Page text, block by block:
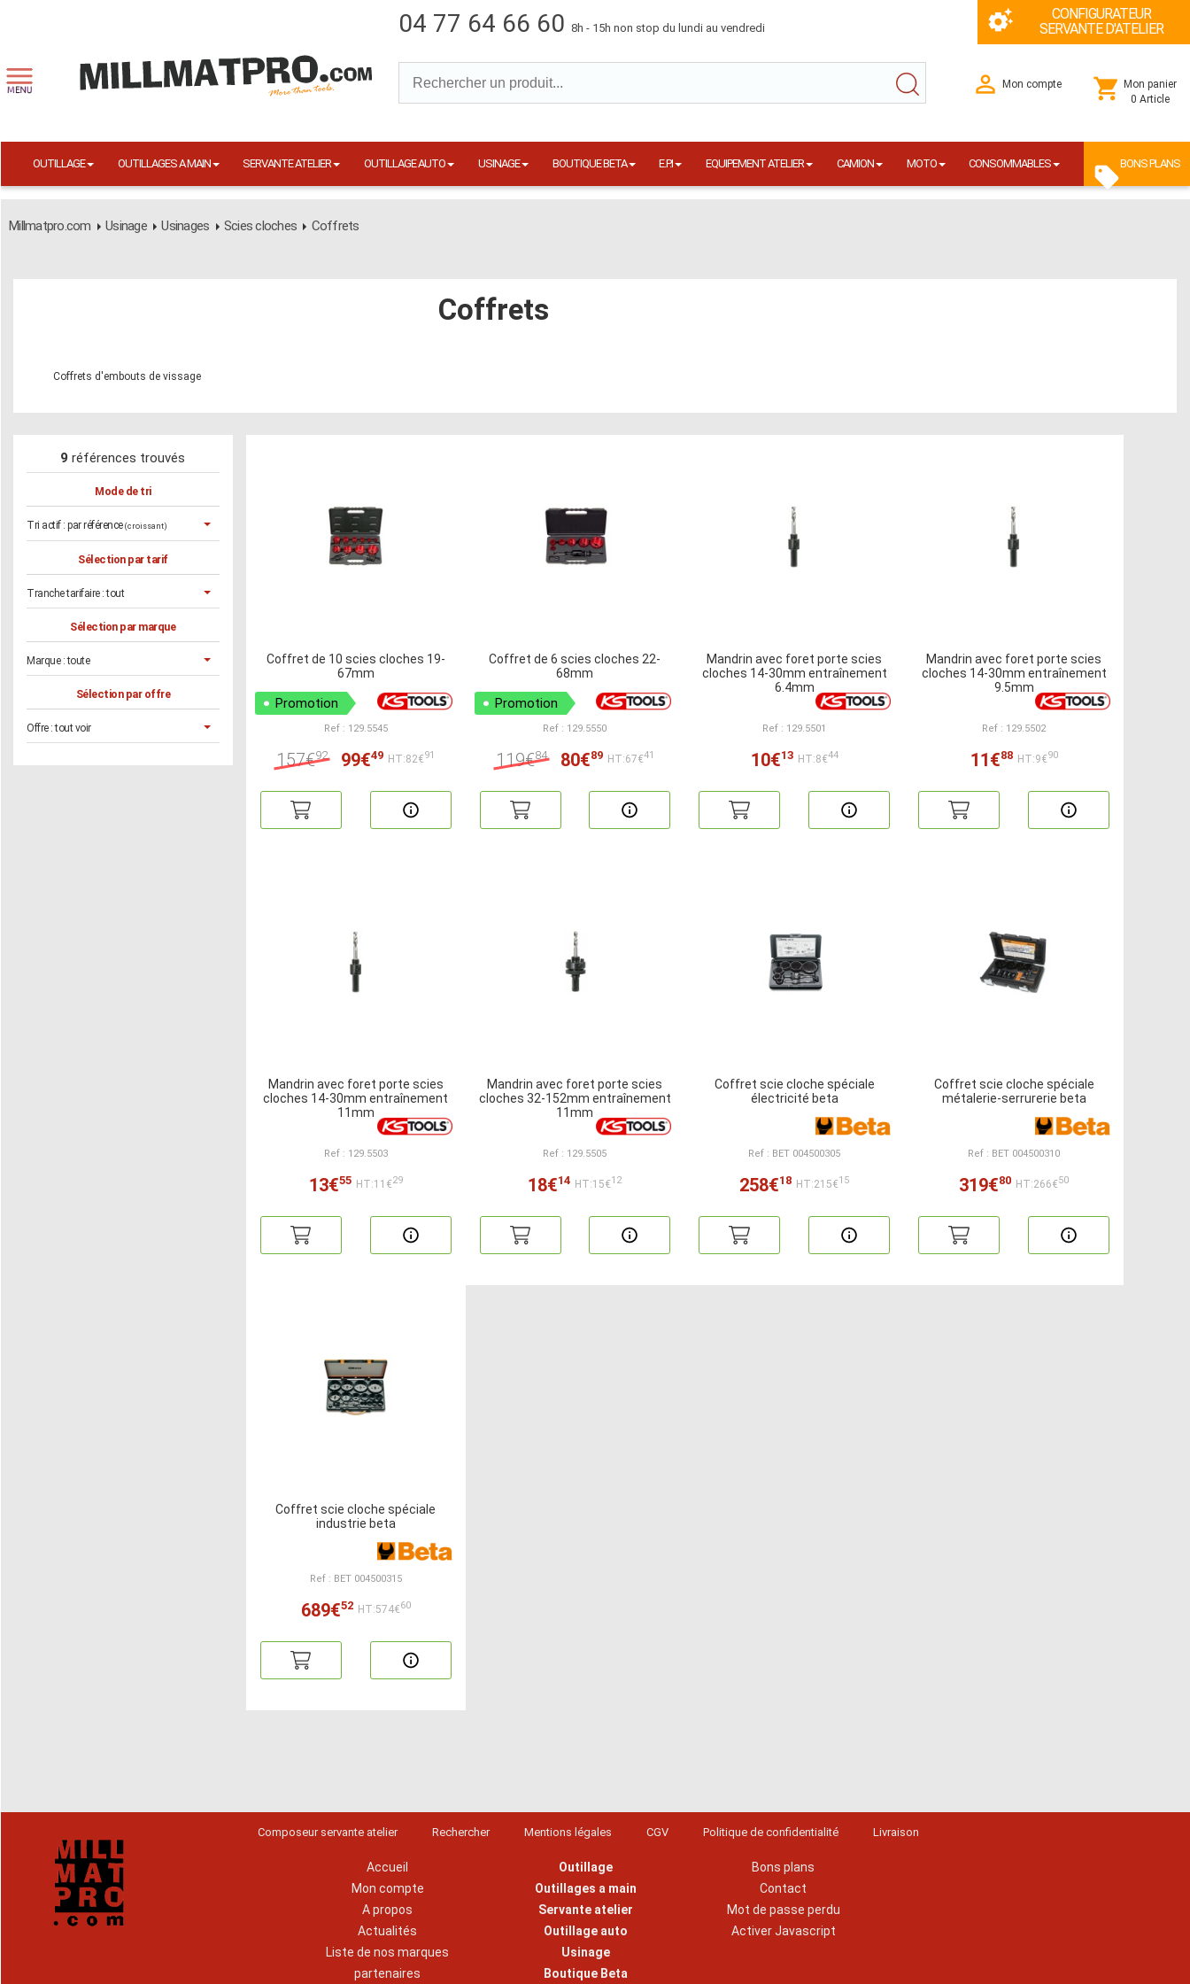
04 77 64 66 60 8h - 15h non stop du lundi au vendredi
CONFIGURATEUR
SERVANTE D'ATELIER
Mon compte
Mon panier
0 Article
OUTILLAGE OUTILLAGES A MAIN SERVANTE ATELIER OUTILLAGE AUTO USINAGE BOUTIQUE BETA E.P.I EQUIPEMENT ATELIER CAMION MOTO CONSOMMABLES BONS PLANS
Millmatpro.com Usinage Usinages Scies cloches Coffrets
Coffrets
Coffrets d'embouts de vissage
9 références trouvés
Mode de tri
Tri actif : par référence (croissant)
Sélection par tarif
Tranche tarifaire :tout
Sélection par marque
Marque :toute
Sélection par offre
Offre :tout voir
Coffret de 10 scies cloches 19-
67mm
Promotion
Ref : 129.5545
157€92 99€49 HT:82€91
Coffret de 6 scies cloches 22-
68mm
Promotion
Ref : 129.5550
119€84 80€89 HT:67€41
Mandrin avec foret porte scies
cloches 14-30mm entraînement
6.4mm
Ref : 129.5501
10€13 HT:8€44
Mandrin avec foret porte scies
cloches 14-30mm entraînement
9.5mm
Ref : 129.5502
11€88 HT:9€90
Mandrin avec foret porte scies
cloches 14-30mm entraînement
11mm
Ref : 129.5503
13€55 HT:11€29
Mandrin avec foret porte scies
cloches 32-152mm entraînement
11mm
Ref : 129.5505
18€14 HT:15€12
Coffret scie cloche spéciale
électricité beta
Ref : BET 004500305
258€18 HT:215€15
Coffret scie cloche spéciale
métalerie-serrurerie beta
Ref : BET 004500310
319€80 HT:266€50
Coffret scie cloche spéciale
industrie beta
Ref : BET 004500315
689€52 HT:574€60
Composeur servante atelier Rechercher Mentions légales CGV Politique de confidentialité Livraison
Accueil
Mon compte
A propos
Actualités
Liste de nos marques
partenaires
Outillage
Outillages a main
Servante atelier
Outillage auto
Usinage
Boutique Beta
Bons plans
Contact
Mot de passe perdu
Activer Javascript